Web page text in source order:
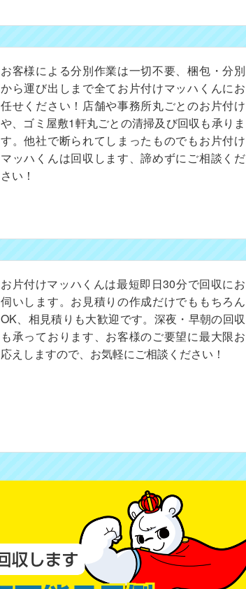
お客様による分別作業は一切不要、梱包・分別
から運び出しまで全てお片付けマッハくんにお
任せください！店舗や事務所丸ごとのお片付け
や、ゴミ屋敷1軒丸ごとの清掃及び回収も承りま
す。他社で断られてしまったものでもお片付け
マッハくんは回収します、諦めずにご相談くだ
さい！
お片付けマッハくんは最短即日30分で回収にお
伺いします。お見積りの作成だけでももちろん
OK、相見積りも大歓迎です。深夜・早朝の回収
も承っております、お客様のご要望に最大限お
応えしますので、お気軽にご相談ください！